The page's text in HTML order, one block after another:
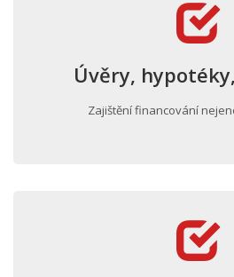
Úvěry,
Zajištění financování